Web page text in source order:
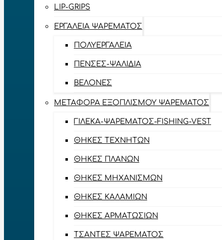
LIP-GRIPS
EΡΓΑΛΕΊΑ ΨΑΡΈΜΑΤΟΣ
ΠΟΛΥΕΡΓΑΛΕΊΑ
ΠΈΝΣΕΣ-ΨΑΛΊΔΙΑ
ΒΕΛΌΝΕΣ
ΜΕΤΑΦΟΡΆ ΕΞΟΠΛΙΣΜΟΎ ΨΑΡΈΜΑΤΟΣ
ΓΙΛΈΚΑ-ΨΑΡΈΜΑΤΟΣ-FISHING-VEST
ΘΉΚΕΣ ΤΕΧΝΗΤΏΝ
ΘΉΚΕΣ ΠΛΆΝΩΝ
ΘΉΚΕΣ ΜΗΧΑΝΙΣΜΏΝ
ΘΉΚΕΣ ΚΑΛΑΜΙΏΝ
ΘΉΚΕΣ ΑΡΜΑΤΩΣΙΏΝ
ΤΣΆΝΤΕΣ ΨΑΡΈΜΑΤΟΣ